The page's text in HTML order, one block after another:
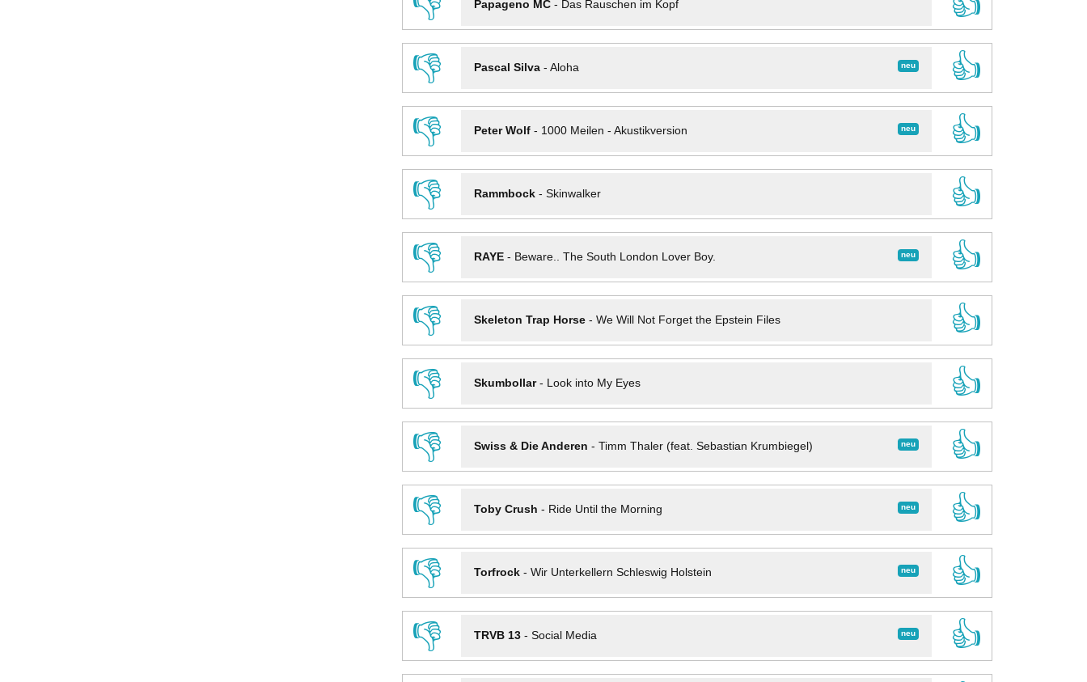
Papageno MC- Das Rauschen im Kopf
👎
neu
Pascal Silva- Aloha
👍
👎
neu
Peter Wolf- 1000 Meilen - Akustikversion
👍
👎
Rammbock- Skinwalker
👍
👎
neu
RAYE- Beware.. The South London Lover Boy.
👍
👎
Skeleton Trap Horse- We Will Not Forget the Epstein Files
👍
👎
Skumbollar- Look into My Eyes
👍
👎
neu
Swiss & Die Anderen - Timm Thaler (feat. Sebastian Krumbiegel)
👍
👎
neu
Toby Crush - Ride Until the Morning
👍
👎
neu
Torfrock- Wir Unterkellern Schleswig Holstein
👍
👎
neu
TRVB 13- Social Media
👍